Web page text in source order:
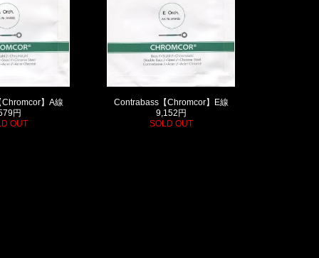
】A線
円
OUT
Contrabass【Chromcor】E線
9,152円
SOLD OUT